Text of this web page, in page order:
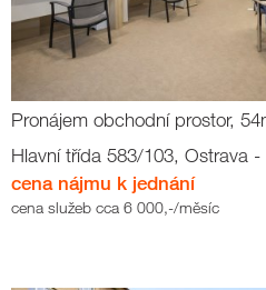
Pronájem obchodní prostor,
Hlavní třída 583/103, Ostrava -
cena nájmu k jednání
cena služeb cca 6 000,-/měsíc